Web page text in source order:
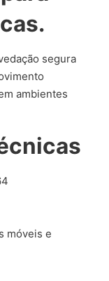
segura
ambientes
móveis e